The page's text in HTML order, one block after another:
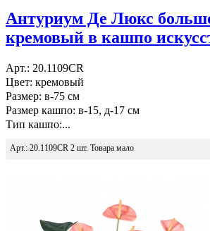
Антуриум Де Люкс
кремовый в кашпо
Арт.: 20.1109CR
Цвет: кремовый
Размер: в-75 см
Размер кашпо: в-15, д-17 см
Тип кашпо:...
Арт.: 20.1109CR 2 шт. Товара мало